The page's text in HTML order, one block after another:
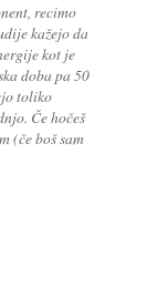
recimo
kažejo da
kot je
doba pa 50
toliko
Če hočeš
(če boš sam